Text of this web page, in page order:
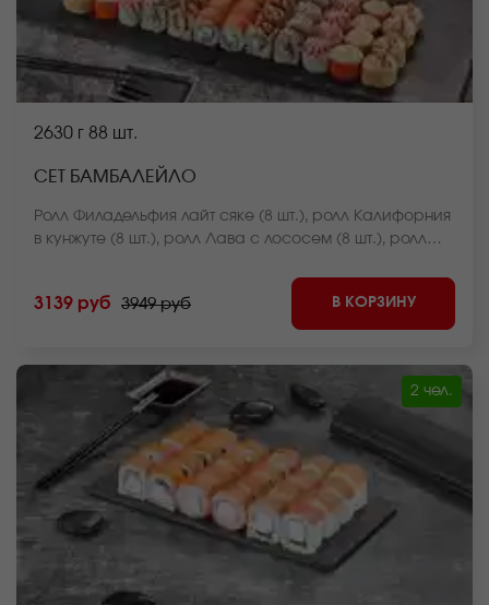
2630 г 88 шт.
СЕТ БАМБАЛЕЙЛО
Ролл Филадельфия лайт сяке (8 шт.), ролл Калифорния
в кунжуте (8 шт.), ролл Лава с лососем (8 шт.), ролл
запеченный (8 шт.), ролл Нежный с курицей
запеченный (8 шт.), ролл Калифорния темпура (8 шт.),
ролл Чикен темпура (8 шт.), ролл Крабстер (8 шт.),
может отличаться от фото на сайте.
3139 руб 3949 руб В КОРЗИНУ
2 чел.